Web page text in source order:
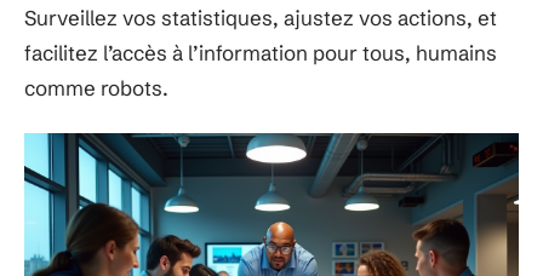
Surveillez vos statistiques, ajustez vos actions, et
facilitez l’accès à l’information pour tous, humains
comme robots.